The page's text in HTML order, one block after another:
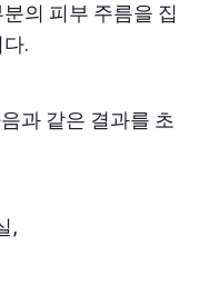
의 피부 주름을 집
.
과 같은 결과를 초
,